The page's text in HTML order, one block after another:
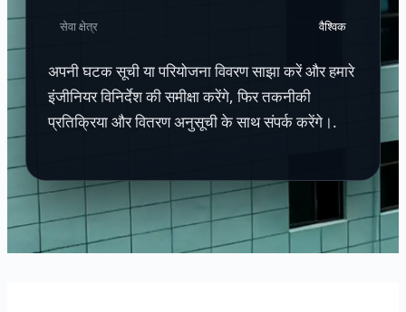
सेवा क्षेत्र वैश्विक
अपनी घटक सूची या परियोजना विवरण साझा करें और हमारे
इंजीनियर विनिर्देश की समीक्षा करेंगे, फिर तकनीकी
प्रतिक्रिया और वितरण अनुसूची के साथ संपर्क करेंगे।.